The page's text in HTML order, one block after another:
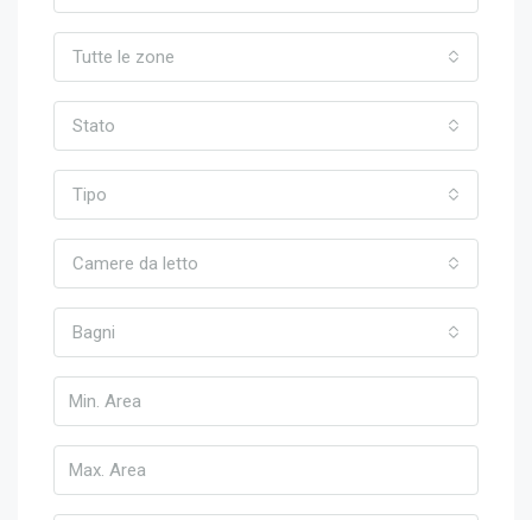
Tutte le zone
Stato
Tipo
Camere da letto
Bagni